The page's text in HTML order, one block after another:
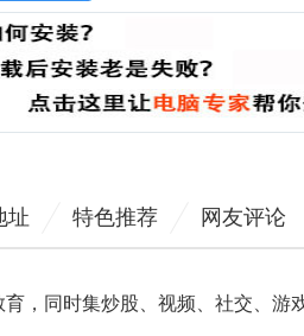
址 特色推荐 网友评论
，同时集炒股、视频、社交、游